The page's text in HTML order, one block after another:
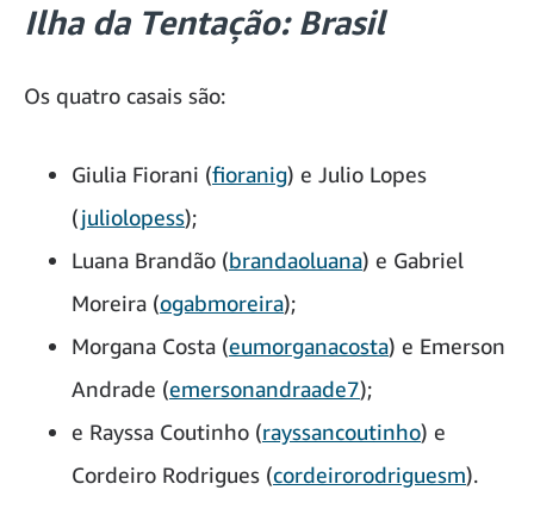
Ilha da Tentação: Brasil
Os quatro casais são:
Giulia Fiorani (fioranig) e Julio Lopes
(juliolopess);
Luana Brandão (brandaoluana) e Gabriel
Moreira (ogabmoreira);
Morgana Costa (eumorganacosta) e Emerson
Andrade (emersonandraade7);
e Rayssa Coutinho (rayssancoutinho) e
Cordeiro Rodrigues (cordeirorodriguesm).